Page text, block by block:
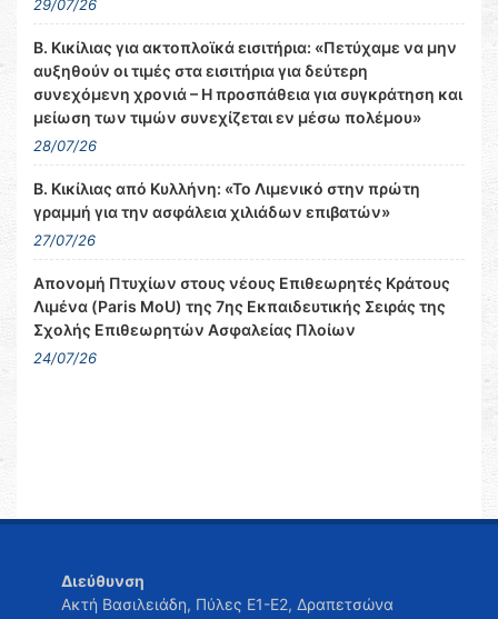
29/07/26
Β. Κικίλιας για ακτοπλοϊκά εισιτήρια: «Πετύχαμε να μην
αυξηθούν οι τιμές στα εισιτήρια για δεύτερη
συνεχόμενη χρονιά – Η προσπάθεια για συγκράτηση και
μείωση των τιμών συνεχίζεται εν μέσω πολέμου»
28/07/26
Β. Κικίλιας από Κυλλήνη: «Το Λιμενικό στην πρώτη
γραμμή για την ασφάλεια χιλιάδων επιβατών»
27/07/26
Απονομή Πτυχίων στους νέους Επιθεωρητές Κράτους
Λιμένα (Paris MoU) της 7ης Εκπαιδευτικής Σειράς της
Σχολής Επιθεωρητών Ασφαλείας Πλοίων
24/07/26
Διεύθυνση
Ακτή Βασιλειάδη, Πύλες Ε1-Ε2, Δραπετσώνα